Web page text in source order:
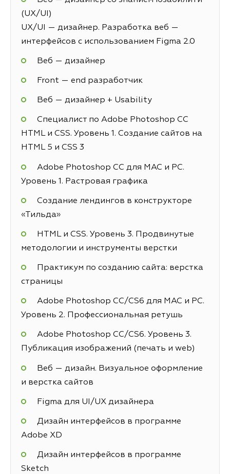
(UX/UI)
UX/UI — дизайнер. Разработка веб —
интерфейсов с использованием Figma 2.0
Веб — дизайнер
Front — end разработчик
Веб — дизайнер + Usability
Специалист по Adobe Photoshop СС
HTML и CSS. Уровень 1. Создание сайтов на
HTML 5 и СSS 3
Adobe Photoshop CC для MAC и PC.
Уровень 1. Растровая графика
Создание лендингов в конструкторе
«Тильда»
HTML и CSS. Уровень 3. Продвинутые
методологии и инструменты верстки
Практикум по созданию сайта: верстка
страницы
Adobe Photoshop СС/CS6 для MAC и PC.
Уровень 2. Профессиональная ретушь
Adobe Photoshop СС/CS6. Уровень 3.
Публикация изображений (печать и web)
Веб — дизайн. Визуальное оформление
и верстка сайтов
Figma для UI/UX дизайнера
Дизайн интерфейсов в программе
Adobe XD
Дизайн интерфейсов в программе
Sketch